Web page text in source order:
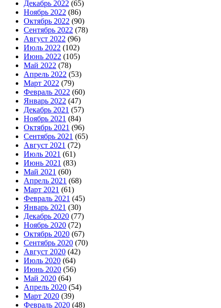
Декабрь 2022 (65)
Ноябрь 2022 (86)
Октябрь 2022 (90)
Сентябрь 2022 (78)
Август 2022 (96)
Июль 2022 (102)
Июнь 2022 (105)
Май 2022 (78)
Апрель 2022 (53)
Март 2022 (79)
Февраль 2022 (60)
Январь 2022 (47)
Декабрь 2021 (57)
Ноябрь 2021 (84)
Октябрь 2021 (96)
Сентябрь 2021 (65)
Август 2021 (72)
Июль 2021 (61)
Июнь 2021 (83)
Май 2021 (60)
Апрель 2021 (68)
Март 2021 (61)
Февраль 2021 (45)
Январь 2021 (30)
Декабрь 2020 (77)
Ноябрь 2020 (72)
Октябрь 2020 (67)
Сентябрь 2020 (70)
Август 2020 (42)
Июль 2020 (64)
Июнь 2020 (56)
Май 2020 (64)
Апрель 2020 (54)
Март 2020 (39)
Февраль 2020 (48)